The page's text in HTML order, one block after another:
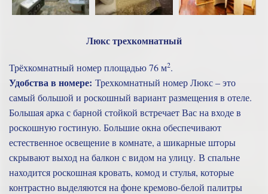
Люкс трехкомнатный
Трёхкомнатный номер площадью 76 м2.
Удобства в номере: Трехкомнатный номер Люкс – это
самый большой и роскошный вариант размещения в отеле.
Большая арка с барной стойкой встречает Вас на входе в
роскошную гостиную. Большие окна обеспечивают
естественное освещение в комнате, а шикарные шторы
скрывают выход на балкон с видом на улицу. В спальне
находится роскошная кровать, комод и стулья, которые
контрастно выделяются на фоне кремово-белой палитры